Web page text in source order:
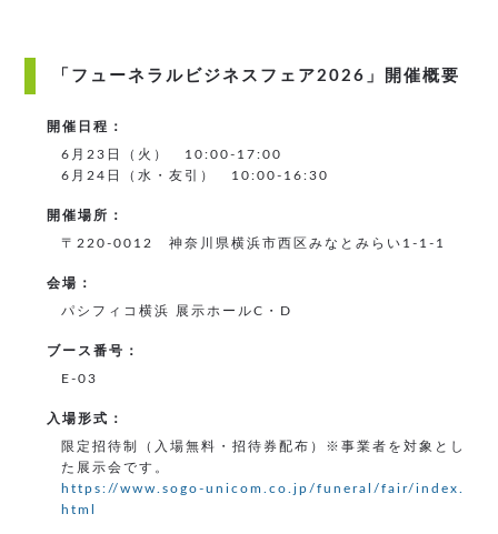
「フューネラルビジネスフェア2026」開催概要
開催日程：
6月23日（火） 10:00-17:00
6月24日（水・友引） 10:00-16:30
開催場所：
〒220-0012 神奈川県横浜市西区みなとみらい1-1-1
会場：
パシフィコ横浜 展示ホールC・D
ブース番号：
E-03
入場形式：
限定招待制（入場無料・招待券配布）※事業者を対象とし
た展示会です。
https://www.sogo-unicom.co.jp/funeral/fair/index.
html